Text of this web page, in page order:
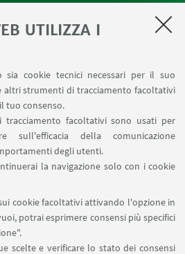
UTILIZZA I
sia cookie tecnici necessari per il suo
altri strumenti di tracciamento facoltativi
tuo consenso.
facoltativi sono usati per
sull'efficacia della comunicazione
degli utenti.
la navigazione solo con i cookie
cookie facoltativi attivando l'opzione in
potrai esprimere consensi più specifici
scelte e verificare lo stato dei consensi
spazi e Riunioni
beni
un evento
DIPARTIMENTO SU:
UNIBO SU: